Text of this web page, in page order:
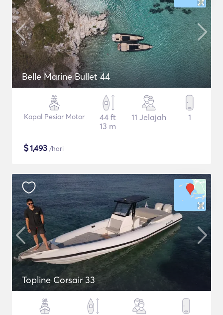
Belle Marine Bullet 44
Kapal Pesiar Motor
44 ft
13 m
11 Jelajah 1
$1,493 /hari
Topline Corsair 33